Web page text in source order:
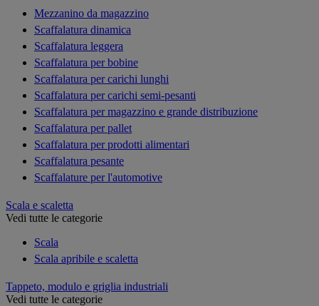
Mezzanino da magazzino
Scaffalatura dinamica
Scaffalatura leggera
Scaffalatura per bobine
Scaffalatura per carichi lunghi
Scaffalatura per carichi semi-pesanti
Scaffalatura per magazzino e grande distribuzione
Scaffalatura per pallet
Scaffalatura per prodotti alimentari
Scaffalatura pesante
Scaffalature per l'automotive
Scala e scaletta
Vedi tutte le categorie
Scala
Scala apribile e scaletta
Tappeto, modulo e griglia industriali
Vedi tutte le categorie